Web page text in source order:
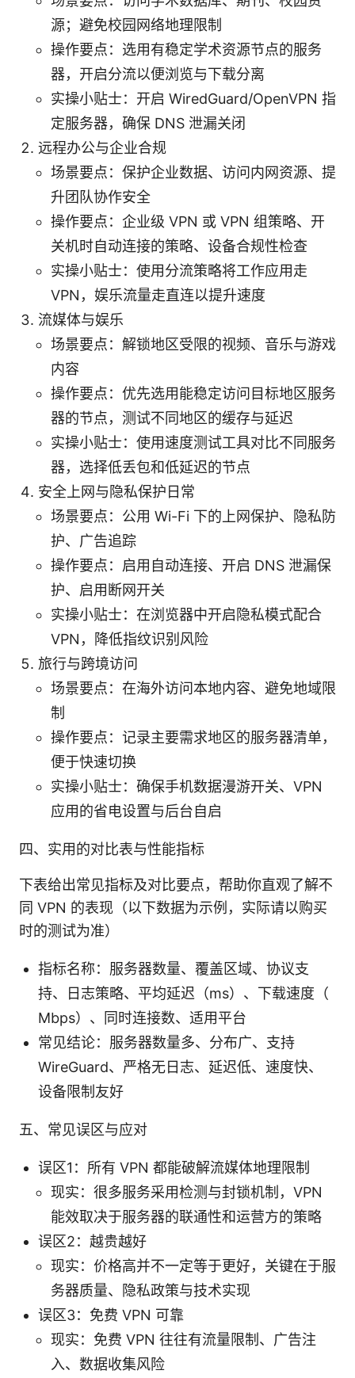
源；避免校园网络地理限制
操作要点：选用有稳定学术资源节点的服务
器，开启分流以便浏览与下载分离
实操小贴士：开启 WiredGuard/OpenVPN 指
定服务器，确保 DNS 泄漏关闭
远程办公与企业合规
场景要点：保护企业数据、访问内网资源、提
升团队协作安全
操作要点：企业级 VPN 或 VPN 组策略、开
关机时自动连接的策略、设备合规性检查
实操小贴士：使用分流策略将工作应用走
VPN，娱乐流量走直连以提升速度
流媒体与娱乐
场景要点：解锁地区受限的视频、音乐与游戏
内容
操作要点：优先选用能稳定访问目标地区服务
器的节点，测试不同地区的缓存与延迟
实操小贴士：使用速度测试工具对比不同服务
器，选择低丢包和低延迟的节点
安全上网与隐私保护日常
场景要点：公用 Wi-Fi 下的上网保护、隐私防
护、广告追踪
操作要点：启用自动连接、开启 DNS 泄漏保
护、启用断网开关
实操小贴士：在浏览器中开启隐私模式配合
VPN，降低指纹识别风险
旅行与跨境访问
场景要点：在海外访问本地内容、避免地域限
制
操作要点：记录主要需求地区的服务器清单，
便于快速切换
实操小贴士：确保手机数据漫游开关、VPN
应用的省电设置与后台自启
四、实用的对比表与性能指标
下表给出常见指标及对比要点，帮助你直观了解不
同 VPN 的表现（以下数据为示例，实际请以购买
时的测试为准）
指标名称：服务器数量、覆盖区域、协议支
持、日志策略、平均延迟（ms）、下载速度（
Mbps）、同时连接数、适用平台
常见结论：服务器数量多、分布广、支持
WireGuard、严格无日志、延迟低、速度快、
设备限制友好
五、常见误区与应对
误区1：所有 VPN 都能破解流媒体地理限制
现实：很多服务采用检测与封锁机制，VPN
能效取决于服务器的联通性和运营方的策略
误区2：越贵越好
现实：价格高并不一定等于更好，关键在于服
务器质量、隐私政策与技术实现
误区3：免费 VPN 可靠
现实：免费 VPN 往往有流量限制、广告注
入、数据收集风险